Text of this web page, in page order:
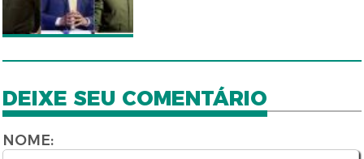
DEIXE SEU COMENTÁRIO
NOME: